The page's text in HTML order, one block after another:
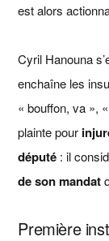
est alors
Cyril Hanouna
enchaîne les
« bouffon, va »,
plainte pour
député : il
de son mandat
Première